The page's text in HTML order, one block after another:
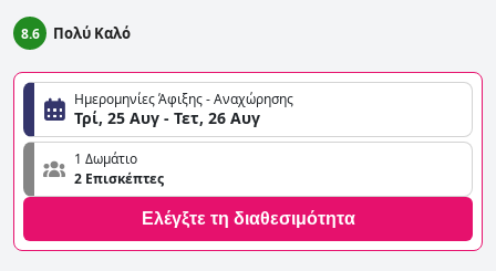
8.6 Πολύ Καλό
Ημερομηνίες Άφιξης - Αναχώρησης
Τρί, 25 Αυγ - Τετ, 26 Αυγ
1 Δωμάτιο
2 Επισκέπτες
Ελέγξτε τη διαθεσιμότητα